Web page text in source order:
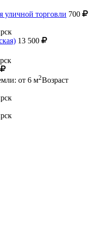
уличной торговли 700
13 500
от 6 м2Возраст